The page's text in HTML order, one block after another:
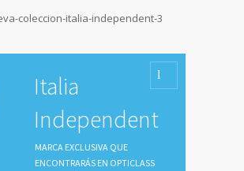
Italia
Independent
MARCA EXCLUSIVA QUE
ENCONTRARÁS EN OPTICLASS